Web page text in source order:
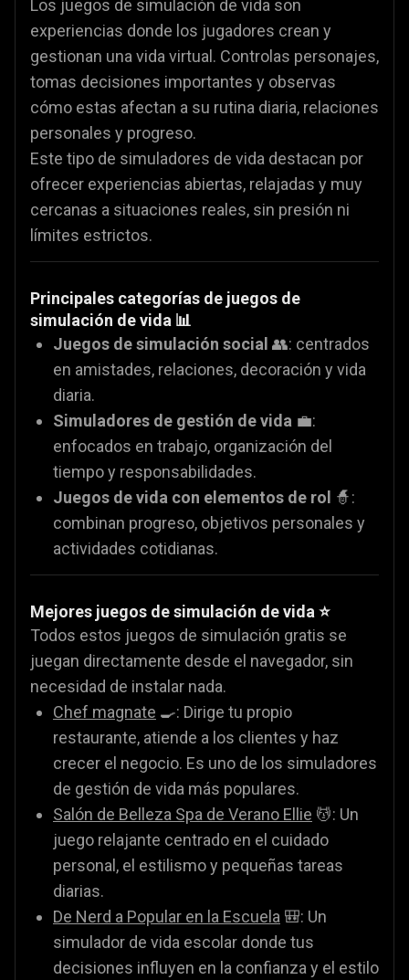
Los juegos de simulación de vida son
experiencias donde los jugadores crean y
gestionan una vida virtual. Controlas personajes,
tomas decisiones importantes y observas
cómo estas afectan a su rutina diaria, relaciones
personales y progreso.
Este tipo de simuladores de vida destacan por
ofrecer experiencias abiertas, relajadas y muy
cercanas a situaciones reales, sin presión ni
límites estrictos.
Principales categorías de juegos de
simulación de vida 📊
Juegos de simulación social 👥: centrados
en amistades, relaciones, decoración y vida
diaria.
Simuladores de gestión de vida 💼:
enfocados en trabajo, organización del
tiempo y responsabilidades.
Juegos de vida con elementos de rol 🧙:
combinan progreso, objetivos personales y
actividades cotidianas.
Mejores juegos de simulación de vida ⭐
Todos estos juegos de simulación gratis se
juegan directamente desde el navegador, sin
necesidad de instalar nada.
Chef magnate 🍳: Dirige tu propio
restaurante, atiende a los clientes y haz
crecer el negocio. Es uno de los simuladores
de gestión de vida más populares.
Salón de Belleza Spa de Verano Ellie 💆: Un
juego relajante centrado en el cuidado
personal, el estilismo y pequeñas tareas
diarias.
De Nerd a Popular en la Escuela 🎒: Un
simulador de vida escolar donde tus
decisiones influyen en la confianza y el estilo